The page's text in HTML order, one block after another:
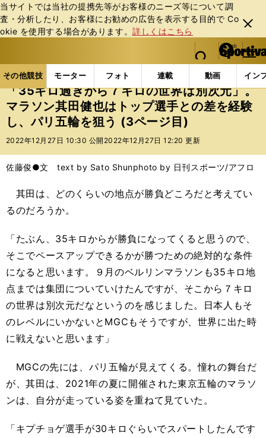
当サイトでは当社の提携先等がお客様のニーズ等について調
査・分析したり、お客様にお勧めの広告を表⽰する⽬的で Co
okie を使⽤する場合があります。詳しくはこちら
閉じ
る
web Sportiva (webスポルティーバ)
検索
マイペ
ー
ジ
メニュ
その他競技 モーター フォト 連載 動画 イン
ス
ポ
ル
ー
バ
その他競技の記事一覧 陸上 「35キロ過ぎから７キ
「35キロ過ぎから７キロの世界は別次元」。
マラソン其田健也はトップ選手との差を経験
し、パリ五輪を狙う (3ページ目)
2022年12月27日 10:30 公開 2022年12月27日 12:20 更新
佐藤俊●文 text by Sato Shunphoto by 日刊スポーツ/アフロ
其田は、どのくらいの地点が勝負どころだと考えてい
るのだろうか。
「たぶん、35キロからが勝負になってくると思うので、
そこでペースアップできるかが勝つための絶対的な条件
になると思います。９月のベルリンマラソンも35キロ地
点までは集団についていけたんですが、そこから７キロ
の世界は別次元だなというのを感じました。日本人もそ
のレベルにいかないとMGCもそうですが、世界に出た時
に戦えないと思います」
MGCの先には、パリ五輪が見えてくる。憧れの舞台だ
が、其田は、2021年の夏に開催された東京五輪のマラソ
ンは、自分が走っている姿を重ねて見ていた。
「キプチョゲ選手が30キロぐらいでスパートしたんです